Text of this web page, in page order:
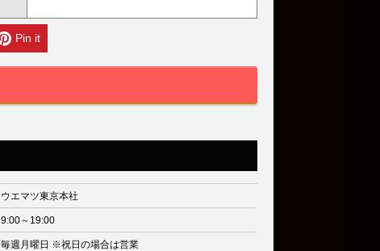
Pin it
ウエマツ東京本社
9:00～19:00
毎週月曜日 ※祝日の場合は営業